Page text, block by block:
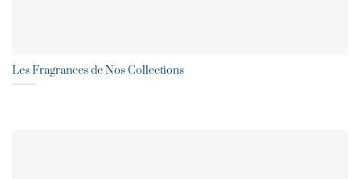
Les Fragrances de Nos Collections